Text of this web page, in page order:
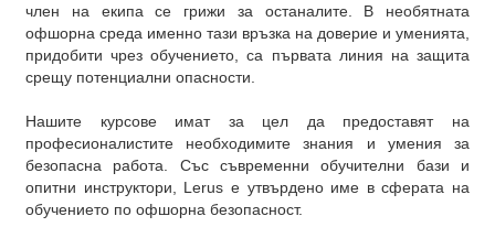
член на екипа се грижи за останалите. В необятната
офшорна среда именно тази връзка на доверие и уменията,
придобити чрез обучението, са първата линия на защита
срещу потенциални опасности.
Нашите курсове имат за цел да предоставят на
професионалистите необходимите знания и умения за
безопасна работа. Със съвременни обучителни бази и
опитни инструктори, Lerus е утвърдено име в сферата на
обучението по офшорна безопасност.